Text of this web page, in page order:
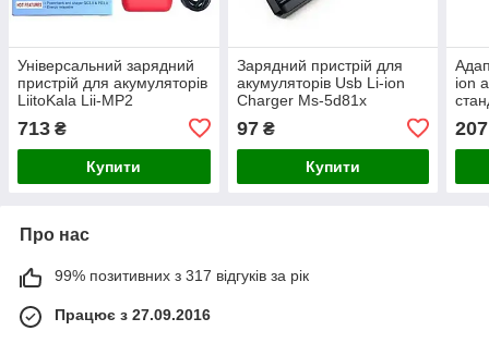
Універсальний зарядний
пристрій для акумуляторів
LiitoKala Lii-MP2
21700 Li-ion акумуляторів
713 ₴
Купити
Зарядний пристрій для
акумуляторів Usb Li-ion
Charger Ms-5d81x
97₴
Купити
ion
207
Про нас
99% позитивних з 317 відгуків за рік
Працює з 27.09.2016